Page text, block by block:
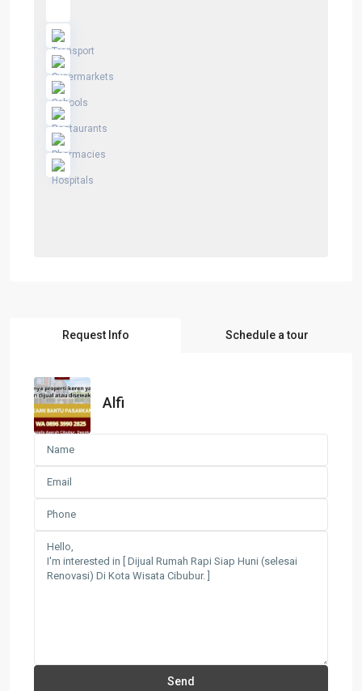
Request Info Schedule a tour
Alfi